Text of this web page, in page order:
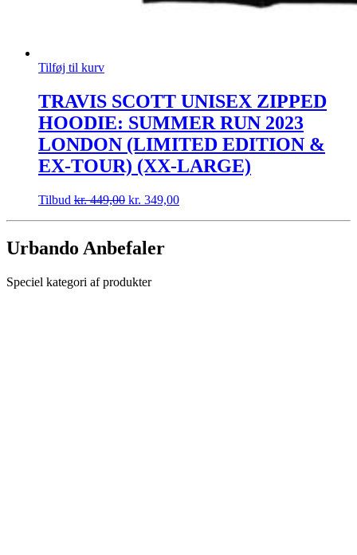
Tilføj til kurv
TRAVIS SCOTT UNISEX ZIPPED
HOODIE: SUMMER RUN 2023
LONDON (LIMITED EDITION &
EX-TOUR) (XX-LARGE)
Tilbud kr.449,00 kr. 349,00
Urbando Anbefaler
Speciel kategori af produkter